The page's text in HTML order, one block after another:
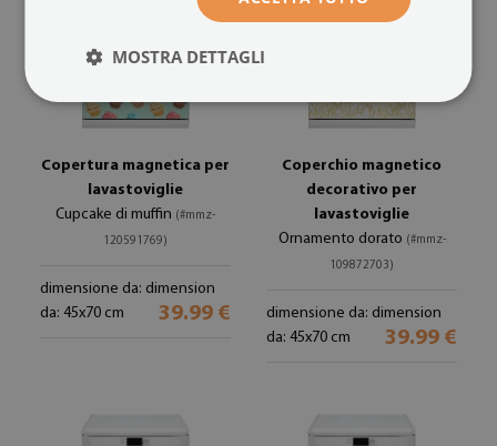
Copertura magnetica per
lavastoviglie
Cupcake di muffin (#mmz-
120591769)
dimensione da: dimension
da: 45x70 cm
39.99 €
Coperchio magnetico
decorativo per
lavastoviglie
Ornamento dorato (#mmz-
109872703)
dimensione da: dimension
da: 45x70 cm
39.99 €
MOSTRA DETTAGLI